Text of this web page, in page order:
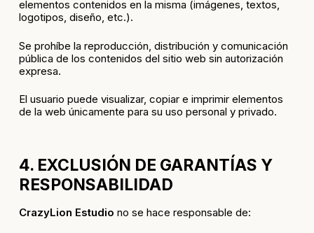
elementos contenidos en la misma (imágenes, textos,
logotipos, diseño, etc.).
Se prohíbe la reproducción, distribución y comunicación
pública de los contenidos del sitio web sin autorización
expresa.
El usuario puede visualizar, copiar e imprimir elementos
de la web únicamente para su uso personal y privado.
4. EXCLUSIÓN DE GARANTÍAS Y
RESPONSABILIDAD
CrazyLion Estudio no se hace responsable de: